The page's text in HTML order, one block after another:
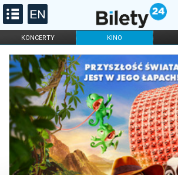
KONCERTY KINO
FILHARMONIA OPERA I BALET
DLA DZIECI
ONLINE